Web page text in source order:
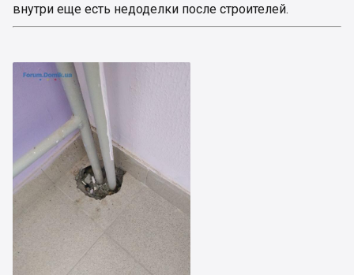
внутри еще есть недоделки после строителей.